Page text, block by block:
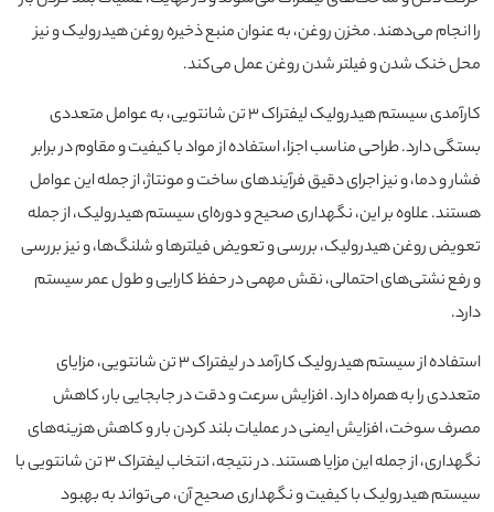
را انجام می‌دهند. مخزن روغن، به عنوان منبع ذخیره روغن هیدرولیک و نیز
محل خنک شدن و فیلتر شدن روغن عمل می‌کند.
کارآمدی سیستم هیدرولیک لیفتراک ۳ تن شانتویی، به عوامل متعددی
بستگی دارد. طراحی مناسب اجزا، استفاده از مواد با کیفیت و مقاوم در برابر
فشار و دما، و نیز اجرای دقیق فرآیندهای ساخت و مونتاژ، از جمله این عوامل
هستند. علاوه بر این، نگهداری صحیح و دوره‌ای سیستم هیدرولیک، از جمله
تعویض روغن هیدرولیک، بررسی و تعویض فیلترها و شلنگ‌ها، و نیز بررسی
و رفع نشتی‌های احتمالی، نقش مهمی در حفظ کارایی و طول عمر سیستم
دارد.
استفاده از سیستم هیدرولیک کارآمد در لیفتراک ۳ تن شانتویی، مزایای
متعددی را به همراه دارد. افزایش سرعت و دقت در جابجایی بار، کاهش
مصرف سوخت، افزایش ایمنی در عملیات بلند کردن بار و کاهش هزینه‌های
نگهداری، از جمله این مزایا هستند. در نتیجه، انتخاب لیفتراک ۳ تن شانتویی با
سیستم هیدرولیک با کیفیت و نگهداری صحیح آن، می‌تواند به بهبود